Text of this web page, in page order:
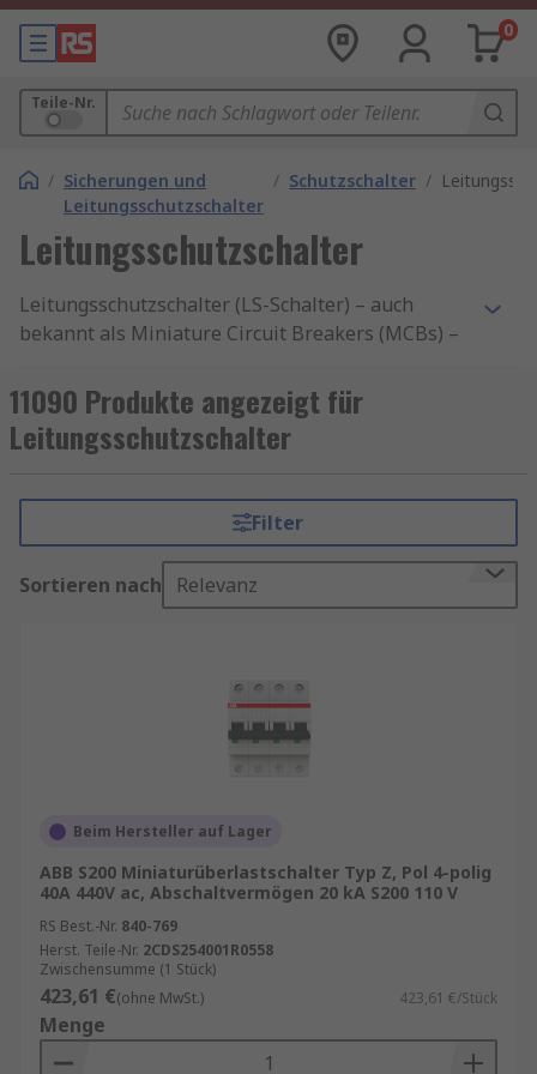
0
Teile-Nr.
/ Sicherungen und
Leitungsschutzschalter
/ Schutzschalter /
Leitungsschutzschalter
Leitungsschutzschalter (LS-Schalter) – auch
bekannt als Miniature Circuit Breakers (MCBs) –
elektrischer Anlagen. Sie schützen Stromkreise
zuverlässig vor Überlast und Kurzschluss, lassen
sich nach Auslösung einfach zurücksetzen und
Schmelzsicherungen. In Industrie, Gewerbe und
Gebäudetechnik sind MCBs nicht nur als
Schutzmechanismus, sondern auch als
Trennschalter oder zur lokalen Steuerung im
Kleinverteilerund
generell.
LS-Schalter kaufen
Bei der Auswahl eines geeigneten
Leitungsschutzschalters sollten drei
Hauptfaktoren berücksichtigt werden:
Nennstrom (Amperezahl): angepasst an
den jeweiligen Stromkreis
11090 Produkte angezeigt für
Leitungsschutzschalter
Filter
Sortieren nach Relevanz
Beim Hersteller auf Lager
ABB S200 Miniaturüberlastschalter Typ Z, Pol 4-polig
40A 440V ac, Abschaltvermögen 20 kA S200 110 V
RS Best.-Nr. 840-769
Herst. Teile-Nr. 2CDS254001R0558
Zwischensumme (1 Stück)
423,61 €(ohne MwSt.) 423,61 €/Stück
Menge